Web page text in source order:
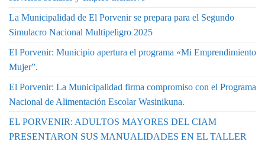
La Municipalidad de El Porvenir se prepara para el Segundo
Simulacro Nacional Multipeligro 2025
El Porvenir: Municipio apertura el programa «Mi Emprendimiento
Mujer”.
El Porvenir: La Municipalidad firma compromiso con el Programa
Nacional de Alimentación Escolar Wasinikuna.
EL PORVENIR: ADULTOS MAYORES DEL CIAM
PRESENTARON SUS MANUALIDADES EN EL TALLER